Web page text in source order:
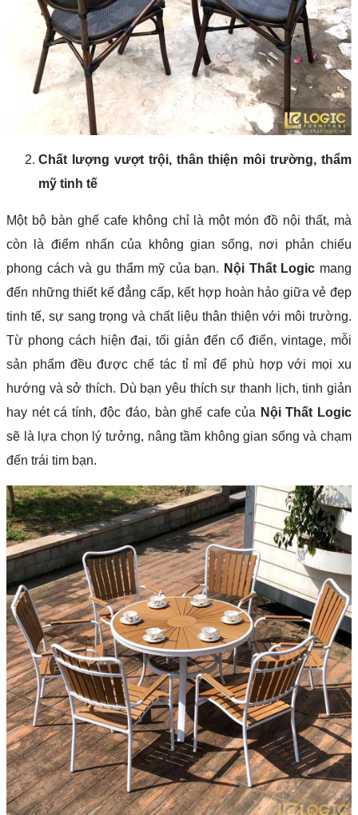
Chất lượng vượt trội, thân thiện môi trường, thẩm
mỹ tinh tế
Một bộ bàn ghế cafe không chỉ là một món đồ nội thất, mà
còn là điểm nhấn của không gian sống, nơi phản chiếu
phong cách và gu thẩm mỹ của bạn. Nội Thất Logic mang
đến những thiết kế đẳng cấp, kết hợp hoàn hảo giữa vẻ đẹp
tinh tế, sự sang trọng và chất liệu thân thiện với môi trường.
Từ phong cách hiện đại, tối giản đến cổ điển, vintage, mỗi
sản phẩm đều được chế tác tỉ mỉ để phù hợp với mọi xu
hướng và sở thích. Dù bạn yêu thích sự thanh lịch, tinh giản
hay nét cá tính, độc đáo, bàn ghế cafe của Nội Thất Logic
sẽ là lựa chọn lý tưởng, nâng tầm không gian sống và chạm
đến trái tim bạn.